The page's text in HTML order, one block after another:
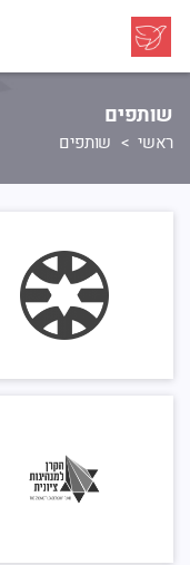
שותפים
ראשי שותפים